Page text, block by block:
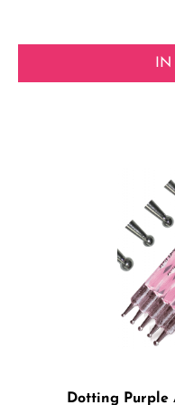
Dotting Purple